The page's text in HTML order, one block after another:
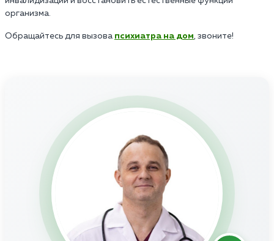
организма.
Обращайтесь для вызова психиатра на дом, звоните!